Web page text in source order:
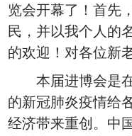
览会开幕了！首先
民，并以我个人的
的欢迎！对各位新
本届进博会是
的新冠肺炎疫情给
经济带来重创。中